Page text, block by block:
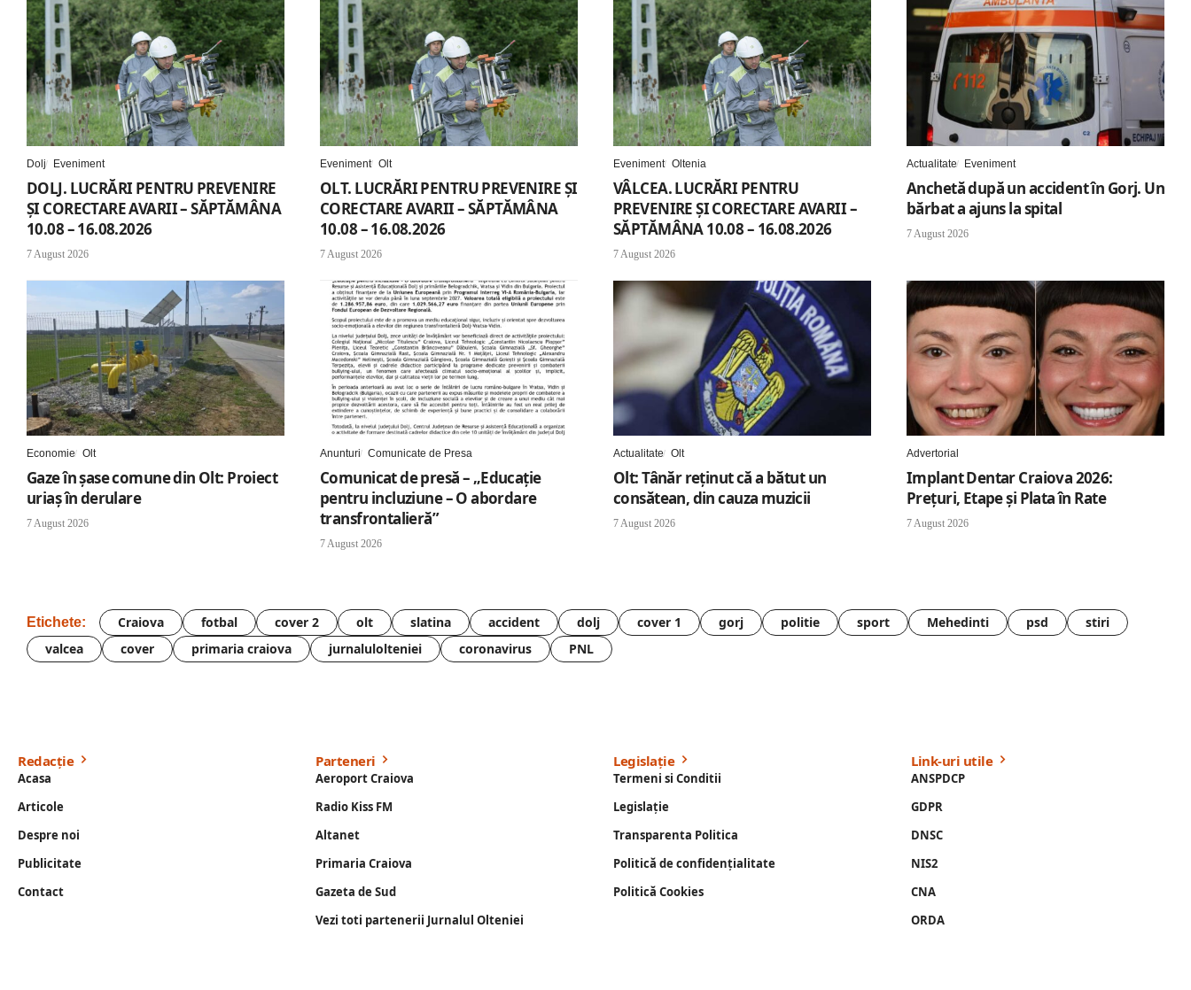
Dolj Eveniment
DOLJ. LUCRĂRI PENTRU PREVENIRE
ȘI CORECTARE AVARII – SĂPTĂMÂNA
10.08 – 16.08.2026
7 August 2026
Eveniment Olt
OLT. LUCRĂRI PENTRU PREVENIRE ȘI
CORECTARE AVARII – SĂPTĂMÂNA
10.08 – 16.08.2026
7 August 2026
Eveniment Oltenia
VÂLCEA. LUCRĂRI PENTRU
PREVENIRE ȘI CORECTARE AVARII –
SĂPTĂMÂNA 10.08 – 16.08.2026
7 August 2026
Actualitate Eveniment
Anchetă după un accident în Gorj. Un
bărbat a ajuns la spital
7 August 2026
Economie Olt
Gaze în șase comune din Olt: Proiect
uriaș în derulare
7 August 2026
Anunturi Comunicate de Presa
Comunicat de presă – „Educație
pentru incluziune – O abordare
transfrontalieră”
7 August 2026
Actualitate Olt
Olt: Tânăr reţinut că a bătut un
consătean, din cauza muzicii
7 August 2026
Advertorial
Implant Dentar Craiova 2026:
Preţuri, Etape şi Plata în Rate
7 August 2026
Etichete: Craiova fotbal cover 2 olt slatina accident dolj cover 1 gorj politie sport Mehedinti psd
stiri
valcea
cover primaria craiova jurnalulolteniei coronavirus PNL
Redacție
Acasa
Articole
Despre noi
Publicitate
Contact
Parteneri
Aeroport Craiova
Radio Kiss FM
Altanet
Primaria Craiova
Gazeta de Sud
Vezi toti partenerii Jurnalul Olteniei
Legislație
Termeni si Conditii
Legislație
Transparenta Politica
Politică de confidențialitate
Politică Cookies
Link-uri utile
ANSPDCP
GDPR
DNSC
NIS2
CNA
ORDA